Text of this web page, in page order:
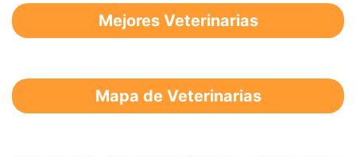
Mejores Veterinarias
Mapa de Veterinarias